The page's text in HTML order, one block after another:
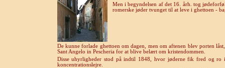
Men i begyndelsen af det 16. årh. tog
romerske jøder tvunget til at leve i ghettoen -
De kunne forlade ghettoen om dagen, men om aftenen blev porten
Sant Angelo in Pescheria for at blive belært om kristendommen.
Disse uhyrligheder stod på indtil 1848, hvor jøderne fik fred og ro
koncentrationslejre.